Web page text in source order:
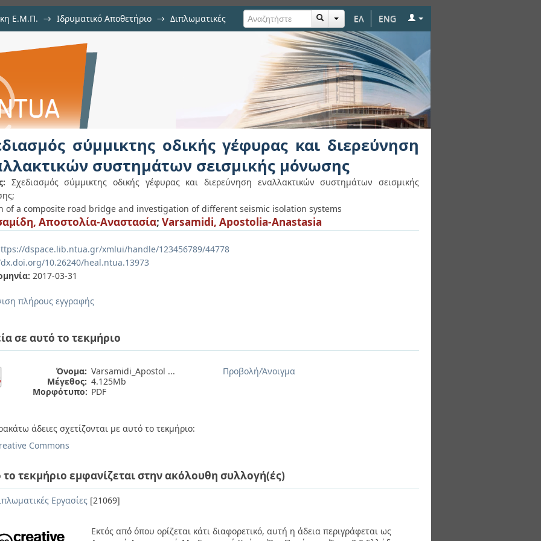
ΕΛ ENG
Ε.Μ.Π. → Ιδρυματικό Αποθετήριο → Διπλωματικές
οδικής γέφυρας και διερεύνηση εναλλακτικών
μόνωσης
σύμμικτης οδικής γέφυρας και διερεύνηση
συστημάτων σεισμικής μόνωσης
Σχεδιασμός σύμμικτης οδικής γέφυρας και διερεύνηση εναλλακτικών συστημάτων σεισμικής
of a composite road bridge and investigation of different seismic isolation systems
Αποστολία-Αναστασία; Varsamidi, Apostolia-Anastasia
dspace.lib.ntua.gr/xmlui/handle/123456789/44778
10.26240/heal.ntua.13973
2017-03-31
πλήρους εγγραφής
σε αυτό το τεκμήριο
Όνομα: Varsamidi_Apostol ...
Μέγεθος: 4.125Mb
Μορφότυπο: PDF
Προβολή/Άνοιγμα
άδειες σχετίζονται με αυτό το τεκμήριο:
Commons
το τεκμήριο εμφανίζεται στην ακόλουθη συλλογή(ές)
Εργασίες [21069]
Εκτός από όπου ορίζεται κάτι διαφορετικό, αυτή η άδεια περιγράφεται ως